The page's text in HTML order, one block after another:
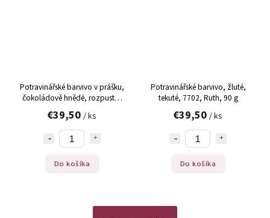
Potravinářské barvivo v prášku,
čokoládově hnědé, rozpustné
ve vodě, 9111, Ruth, 50 g
€39,50 / ks
Do košíka
Potravinářské barvivo, žluté,
tekuté, 7702, Ruth, 90 g
€39,50 / ks
Do košíka